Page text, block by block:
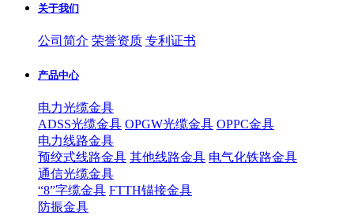
关于我们
公司简介 荣誉资质 专利证书
产品中心
电力光缆金具
ADSS光缆金具 OPGW光缆金具 OPPC金具
电力线路金具
预绞式线路金具 其他线路金具 电气化铁路金具
通信光缆金具
“8”字缆金具 FTTH锚接金具
防振金具